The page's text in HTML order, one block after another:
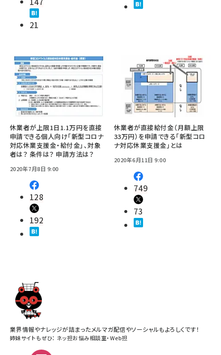
21
休業者が上限1日1.1万円を直接
申請できる個人向け「新型コロナ
対応休業支援金・給付金」、対象
者は？ 条件は？ 申請方法は？
2020年7月8日 9:00
128
192
休業者が直接給付金（月額上限
33万円）を申請できる「新型コロ
ナ対応休業支援金」とは
2020年6月11日 9:00
749
73
業界情報やナレッジが詰まったメルマガ配信やソーシャルもよろしくです！
姉妹サイトもぜひ： ネッ担お悩み相談室・Web担